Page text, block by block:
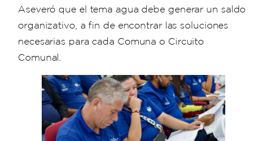
Aseveró que el tema agua debe generar un saldo
organizativo, a fin de encontrar las soluciones
necesarias para cada Comuna o Circuito
Comunal.